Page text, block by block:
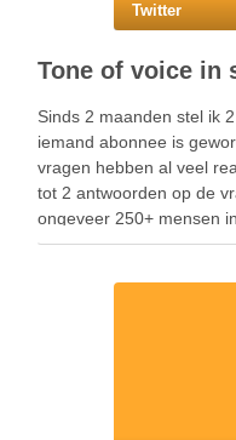
Twitter
Sinds 2 maanden stel ik
iemand abonnee is
vragen hebben al veel
tot 2 antwoorden op de
ongeveer 250+ mensen